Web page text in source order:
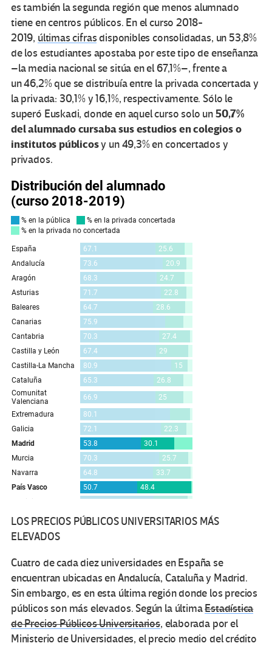
es también la segunda región que menos alumnado
tiene en centros públicos. En el curso 2018-
2019, últimas cifrasdisponibles consolidadas, un 53,8%
de los estudiantes apostaba por este tipo de enseñanza
–la media nacional se sitúa en el 67,1%–, frente a
un 46,2% que se distribuía entre la privada concertada y
la privada: 30,1% y 16,1%, respectivamente. Sólo le
superó Euskadi, donde en aquel curso solo un50,7%
del alumnado cursaba sus estudios en colegios o
institutos públicosy un 49,3% en concertados y
privados.
LOS PRECIOS PÚBLICOS UNIVERSITARIOS MÁS
ELEVADOS
Cuatro de cada diez universidades en España se
encuentran ubicadas en Andalucía, Cataluña y Madrid.
Sin embargo, es en esta última región donde los precios
públicos son más elevados. Según la últimaEstadística
de Precios Públicos Universitarios, elaborada por el
Ministerio de Universidades, el precio medio del crédito